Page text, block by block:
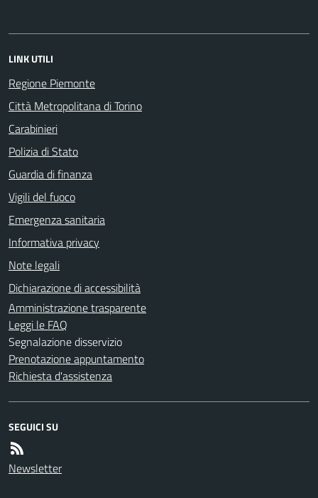
LINK UTILI
Regione Piemonte
Città Metropolitana di Torino
Carabinieri
Polizia di Stato
Guardia di finanza
Vigili del fuoco
Emergenza sanitaria
Informativa privacy
Note legali
Dichiarazione di accessibilità
Amministrazione trasparente
Leggi le FAQ
Segnalazione disservizio
Prenotazione appuntamento
Richiesta d'assistenza
SEGUICI SU
Newsletter